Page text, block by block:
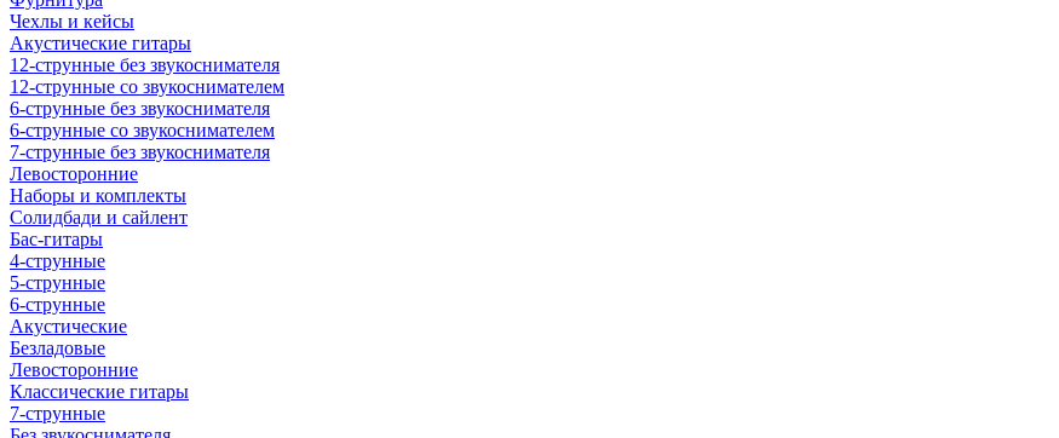
Чехлы и кейсы
Акустические гитары
12-струнные без звукоснимателя
12-струнные со звукоснимателем
6-струнные без звукоснимателя
6-струнные со звукоснимателем
7-струнные без звукоснимателя
Левосторонние
Наборы и комплекты
Солидбади и сайлент
Бас-гитары
4-струнные
5-струнные
6-струнные
Акустические
Безладовые
Левосторонние
Классические гитары
7-струнные